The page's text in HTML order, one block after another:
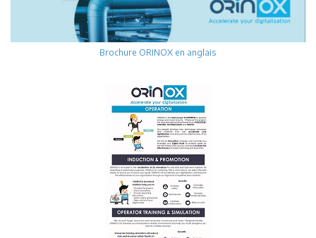
Brochure ORINOX en anglais